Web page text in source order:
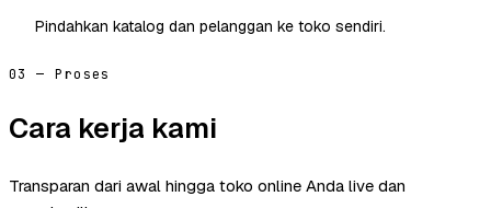
Pindahkan katalog dan pelanggan ke toko sendiri.
03 — Proses
Cara kerja kami
Transparan dari awal hingga toko online Anda live dan